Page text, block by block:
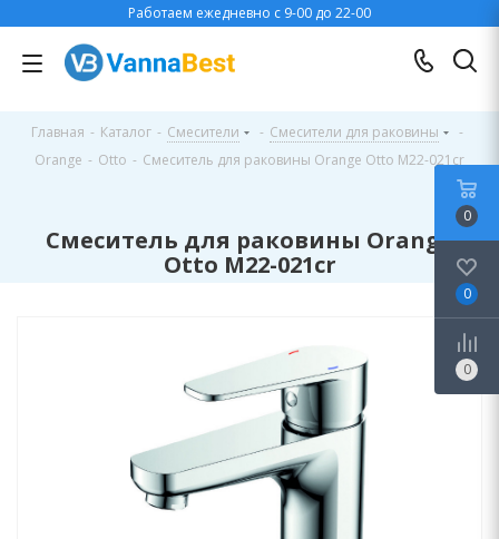
Работаем ежедневно с 9-00 до 22-00
Главная - Каталог - Смесители - Смесители для раковины
-
Orange - Otto - Смеситель для раковины Orange Otto M22-021cr
Смеситель для раковины Orange
Otto M22-021cr
0
0
0